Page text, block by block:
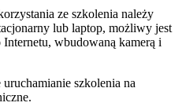
ze szkolenia należy
lub laptop, możliwy jest
wbudowaną kamerą i
szkolenia na